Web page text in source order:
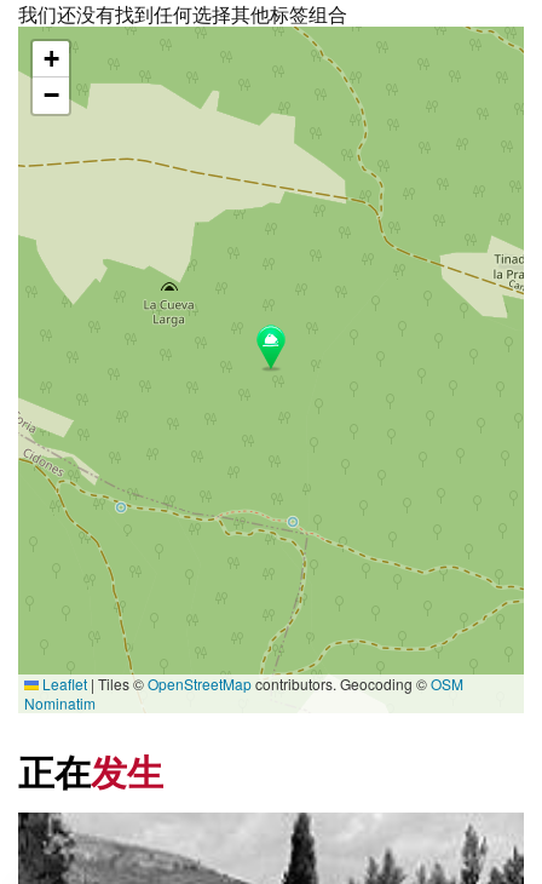
我们还没有找到任何选择其他标签组合
跳
地
图
+
−
Leaflet | Tiles ©OpenStreetMapcontributors. Geocoding ©OSM
Nominatim
正在发生